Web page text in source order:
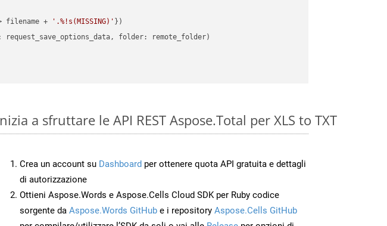
filename + '.%!s(MISSING)' })
request_save_options_data, folder: remote_folder)
a sfruttare le API REST Aspose.Total per XLS to TXT
Crea un account su Dashboard per ottenere quota API gratuita e dettagli
di autorizzazione
Ottieni Aspose.Words e Aspose.Cells Cloud SDK per Ruby codice
sorgente da Aspose.Words GitHub e i repository Aspose.Cells GitHub